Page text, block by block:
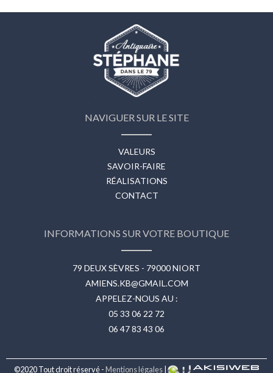
NAVIGUER SUR LE SITE
VALEURS
SAVOIR-FAIRE
RÉALISATIONS
CONTACT
INFORMATIONS SUR VOTRE BOUTIQUE
79 DEUX SÈVRES - 79000 NIORT
AMIENS.KB@GMAIL.COM
APPELEZ-NOUS AU :
05 33 06 22 72
06 47 83 43 06
©2020 Tout droit réservé -Mentions légales